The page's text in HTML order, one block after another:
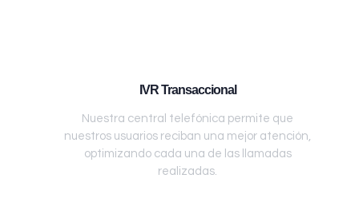
IVR Transaccional
Nuestra central telefónica permite que
nuestros usuarios reciban una mejor atención,
optimizando cada una de las llamadas
realizadas.